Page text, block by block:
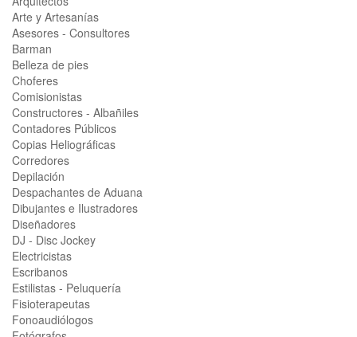
Arte y Artesanías
Asesores - Consultores
Barman
Belleza de pies
Choferes
Comisionistas
Constructores - Albañiles
Contadores Públicos
Copias Heliográficas
Corredores
Depilación
Despachantes de Aduana
Dibujantes e Ilustradores
Diseñadores
DJ - Disc Jockey
Electricistas
Escribanos
Estilistas - Peluquería
Fisioterapeutas
Fonoaudiólogos